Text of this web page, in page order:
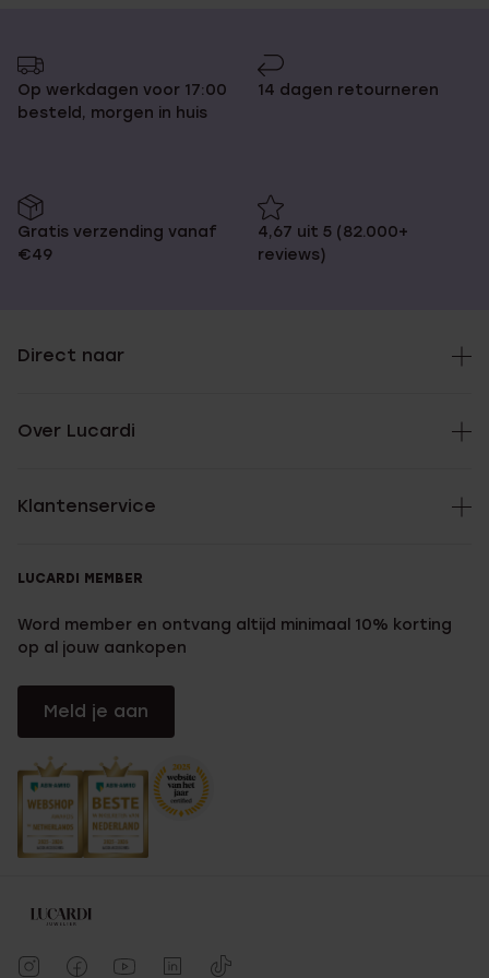
Op werkdagen voor 17:00
besteld, morgen in huis
14 dagen retourneren
Gratis verzending vanaf
€49
4,67 uit 5 (82.000+
reviews)
Direct naar
Over Lucardi
Klantenservice
LUCARDI MEMBER
Word member en ontvang altijd minimaal 10% korting
op al jouw aankopen
Meld je aan